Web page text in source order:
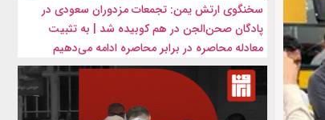
سخنگوی ارتش یمن: تجمعات مزدوران سعودی در
پادگان صحن‌الجن در هم کوبیده شد | به تثبیت
معادله محاصره در برابر محاصره ادامه می‌دهیم